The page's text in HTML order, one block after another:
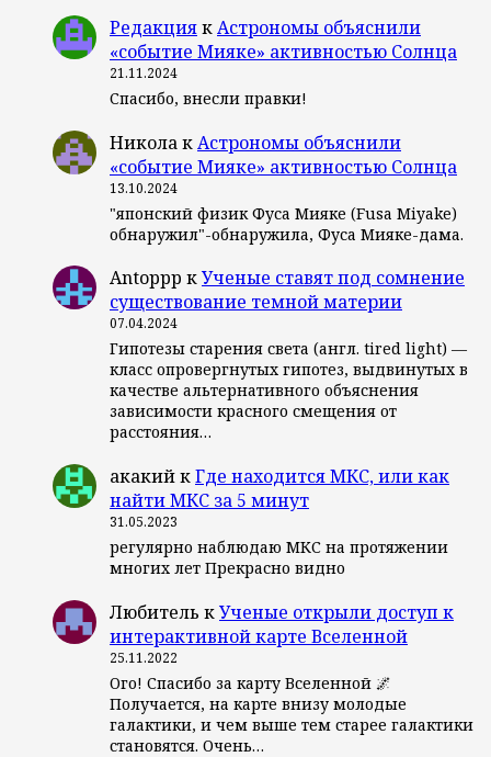
РедакциякАстрономы объяснили
«событие Мияке» активностью Солнца
21.11.2024
Спасибо, внесли правки!
НиколакАстрономы объяснили
«событие Мияке» активностью Солнца
13.10.2024
"японский физик Фуса Мияке (Fusa Miyake)
обнаружил"-обнаружила, Фуса Мияке-дама.
Antoppp кУченые ставят под сомнение
существование темной материи
07.04.2024
Гипотезы старения света (англ. tired light) —
класс опровергнутых гипотез, выдвинутых в
качестве альтернативного объяснения
зависимости красного смещения от
расстояния…
акакийкГде находится МКС, или как
найти МКС за 5 минут
31.05.2023
регулярно наблюдаю МКС на протяжении
многих лет Прекрасно видно
Любитель кУченые открыли доступ к
интерактивной карте Вселенной
25.11.2022
Ого! Спасибо за карту Вселенной 🌌
Получается, на карте внизу молодые
галактики, и чем выше тем старее галактики
становятся. Очень…